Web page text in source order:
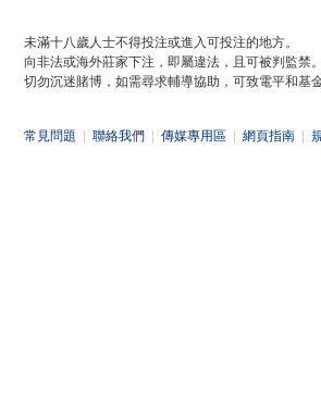
未滿十八歲人士不得投注或進入可投注的地方。
向非法或海外莊家下注，即屬違法，且可被判監禁。
切勿沉迷賭博，如需尋求輔導協助，可致電平和基
常見問題 聯絡我們 傳媒專用區 網頁指南